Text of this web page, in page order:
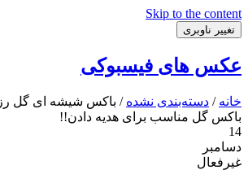
Skip to the content
تغییر ناوبری
عکس های فیسبوکی
خانه / دسته‌بندی نشده / باکس شیشه ای گل رز
باکس گل مناسب برای هدیه دادن!!
14
دسامبر
غیرفعال